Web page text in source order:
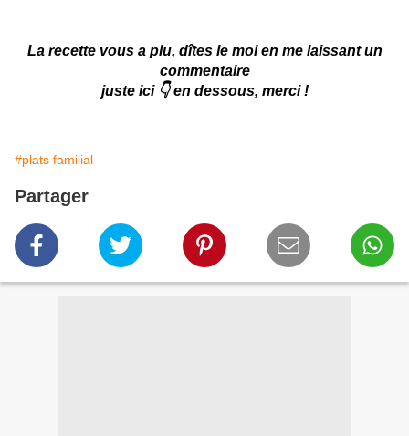
La recette vous a plu, dîtes le moi en me laissant un
commentaire
juste ici 👇 en dessous, merci !
#plats familial
Partager